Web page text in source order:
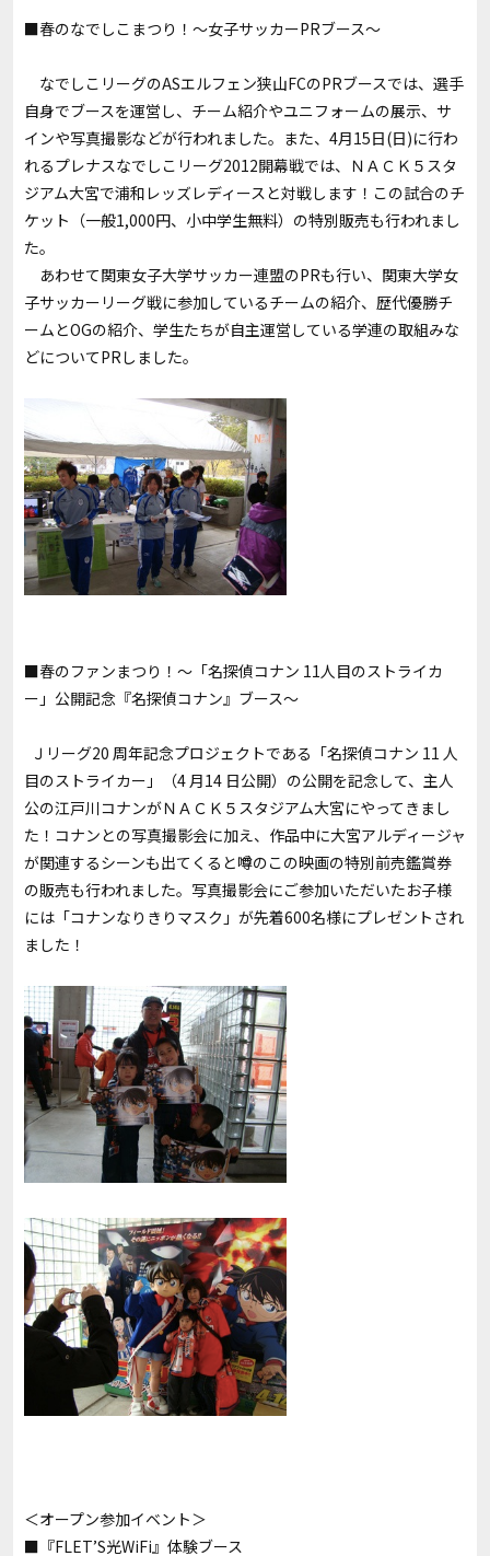
■春のなでしこまつり！～女子サッカーPRブース～
なでしこリーグのASエルフェン狭山FCのPRブースでは、選手
自身でブースを運営し、チーム紹介やユニフォームの展示、サ
インや写真撮影などが行われました。また、4月15日(日)に行わ
れるプレナスなでしこリーグ2012開幕戦では、ＮＡＣＫ５スタ
ジアム大宮で浦和レッズレディースと対戦します！この試合のチ
ケット（一般1,000円、小中学生無料）の特別販売も行われまし
た。
あわせて関東女子大学サッカー連盟のPRも行い、関東大学女
子サッカーリーグ戦に参加しているチームの紹介、歴代優勝チ
ームとOGの紹介、学生たちが自主運営している学連の取組みな
どについてPRしました。
■春のファンまつり！～「名探偵コナン 11人目のストライカ
ー」公開記念『名探偵コナン』ブース～
Ｊリーグ20 周年記念プロジェクトである「名探偵コナン 11 人
目のストライカー」（4 月14 日公開）の公開を記念して、主人
公の江戸川コナンがＮＡＣＫ５スタジアム大宮にやってきまし
た！コナンとの写真撮影会に加え、作品中に大宮アルディージャ
が関連するシーンも出てくると噂のこの映画の特別前売鑑賞券
の販売も行われました。写真撮影会にご参加いただいたお子様
には「コナンなりきりマスク」が先着600名様にプレゼントされ
ました！
＜オープン参加イベント＞
■『FLET’S光WiFi』体験ブース